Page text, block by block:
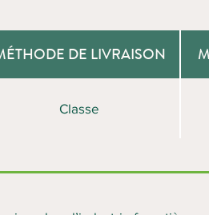
DE LIVRAISON
Classe